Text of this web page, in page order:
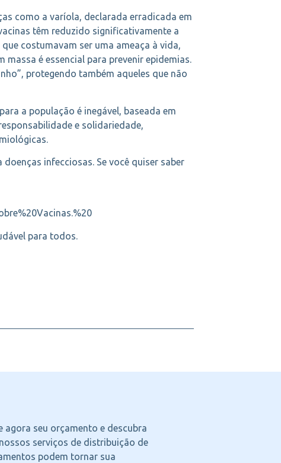
como a varíola, declarada erradicada em
têm reduzido significativamente a
costumavam ser uma ameaça à vida,
é essencial para prevenir epidemias.
protegendo também aqueles que não
a população é inegável, baseada em
e solidariedade,
infecciosas. Se você quiser saber
para todos.
agora seu orçamento e descubra
serviços de distribuição de
podem tornar sua